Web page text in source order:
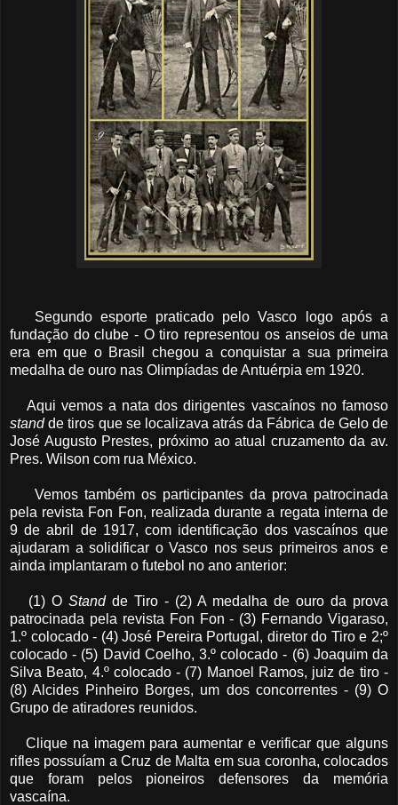
Segundo esporte praticado pelo Vasco logo após a
fundação do clube - O tiro representou os anseios de uma
era em que o Brasil chegou a conquistar a sua primeira
medalha de ouro nas Olimpíadas de Antuérpia em 1920.
Aqui vemos a nata dos dirigentes vascaínos no famoso
standde tiros que se localizava atrás da Fábrica de Gelo de
José Augusto Prestes, próximo ao atual cruzamento da av.
Pres. Wilson com rua México.
Vemos também os participantes da prova patrocinada
pela revista Fon Fon, realizada durante a regata interna de
9 de abril de 1917, com identificação dos vascaínos que
ajudaram a solidificar o Vasco nos seus primeiros anos e
ainda implantaram o futebol no ano anterior:
(1) O Standde Tiro - (2) A medalha de ouro da prova
patrocinada pela revista Fon Fon - (3) Fernando Vigaraso,
1.º colocado - (4) José Pereira Portugal, diretor do Tiro e 2;º
colocado - (5) David Coelho, 3.º colocado - (6) Joaquim da
Silva Beato, 4.º colocado - (7) Manoel Ramos, juiz de tiro -
(8) Alcides Pinheiro Borges, um dos concorrentes - (9) O
Grupo de atiradores reunidos.
Clique na imagem para aumentar e verificar que alguns
rifles possuíam a Cruz de Malta em sua coronha, colocados
que foram pelos pioneiros defensores da memória
vascaína.